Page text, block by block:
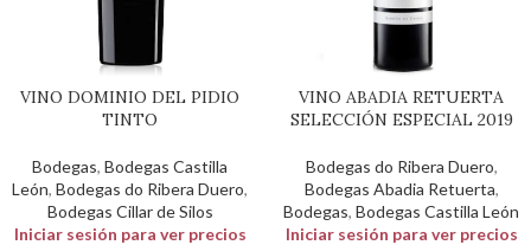
VINO DOMINIO DEL PIDIO
TINTO
Bodegas, Bodegas Castilla
León, Bodegas do Ribera Duero,
Bodegas Cillar de Silos
Iniciar sesión para ver precios
VINO ABADIA RETUERTA
SELECCIÓN ESPECIAL 2019
Bodegas do Ribera Duero,
Bodegas Abadia Retuerta,
Bodegas, Bodegas Castilla León
Iniciar sesión para ver precios